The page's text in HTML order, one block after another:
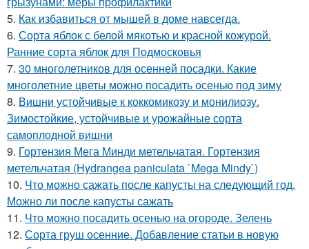
5. Как избавиться от мышей в доме навсегда.
6. Сорта яблок с белой мякотью и красной кожурой.
Ранние сорта яблок для Подмосковья
7. 30 многолетников для осенней посадки. Какие
многолетние цветы можно посадить осенью под зиму
8. Вишни устойчивые к коккомикозу и монилиозу.
Зимостойкие, устойчивые и урожайные сорта
самоплодной вишни
9. Гортензия Мега Минди метельчатая. Гортензия
метельчатая (Hydrangea paniculata `Mega Mindy`)
10. Что можно сажать после капусты на следующий год.
Можно ли после капусты сажать
11. Что можно посадить осенью на огороде. Зелень
12. Сорта груш осенние. Добавление статьи в новую